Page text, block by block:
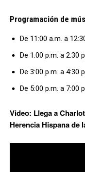
Programación de
De 11:00 a.m. a
De 1:00 p.m. a 2:30
De 3:00 p.m. a 4:30
De 5:00 p.m. a 7:00
Video: Llega a
Herencia Hispana de